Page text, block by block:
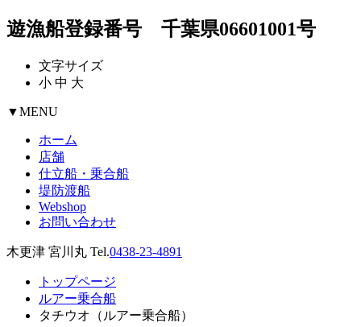
遊漁船登録番号 千葉県06601001号
文字サイズ
小 中 大
▼MENU
ホーム
店舗
仕立船・乗合船
堤防渡船
Webshop
お問い合わせ
木更津 宮川丸 Tel.0438-23-4891
トップページ
ルアー乗合船
タチウオ（ルアー乗合船）